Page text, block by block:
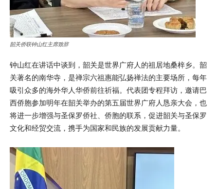
韶关侨联钟山红主席致辞
钟山红在讲话中谈到，韶关是世界广府人的祖居地桑梓乡。韶
关著名的南华寺，是禅宗六祖惠能弘扬禅法的主要场所，每年
吸引众多的海外华人华侨前往祈福。代表团专程拜访，邀请巴
西侨胞参加明年在韶关举办的第五届世界广府人恳亲大会，也
将进一步增强与圣保罗侨社、侨胞的联系，促进韶关与圣保罗
文化和经贸交流，携手为国家和民族的发展贡献力量。